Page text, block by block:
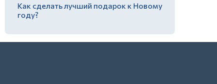
Как сделать лучший подарок к Новому
году?